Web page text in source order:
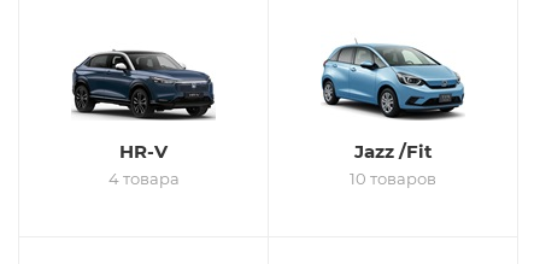
HR-V
4 товара
Jazz /Fit
10 товаров